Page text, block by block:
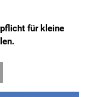
für kleine